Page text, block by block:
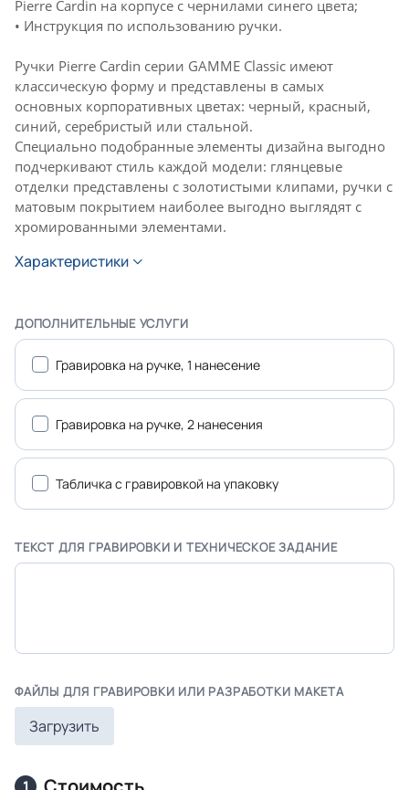
Pierre Cardin на корпусе с чернилами синего цвета;
• Инструкция по использованию ручки.
Ручки Pierre Cardin серии GAMME Classic имеют
классическую форму и представлены в самых
основных корпоративных цветах: черный, красный,
синий, серебристый или стальной.
Специально подобранные элементы дизайна выгодно
подчеркивают стиль каждой модели: глянцевые
отделки представлены с золотистыми клипами, ручки с
матовым покрытием наиболее выгодно выглядят с
хромированными элементами.
Характеристики
ДОПОЛНИТЕЛЬНЫЕ УСЛУГИ
Гравировка на ручке, 1 нанесение
Гравировка на ручке, 2 нанесения
Табличка с гравировкой на упаковку
ТЕКСТ ДЛЯ ГРАВИРОВКИ И ТЕХНИЧЕСКОЕ ЗАДАНИЕ
ФАЙЛЫ ДЛЯ ГРАВИРОВКИ ИЛИ РАЗРАБОТКИ МАКЕТА
Загрузить